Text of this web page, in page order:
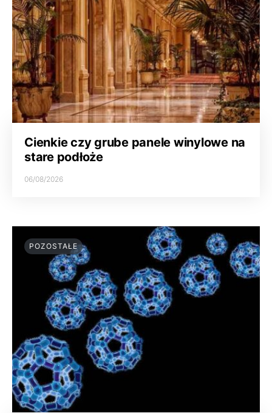
Cienkie czy grube panele winylowe na
stare podłoże
06/08/2026
POZOSTAŁE